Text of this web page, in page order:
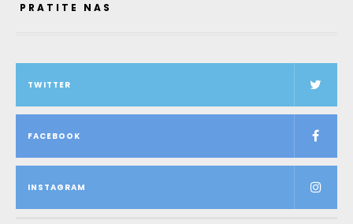
PRATITE NAS
TWITTER
FACEBOOK
INSTAGRAM